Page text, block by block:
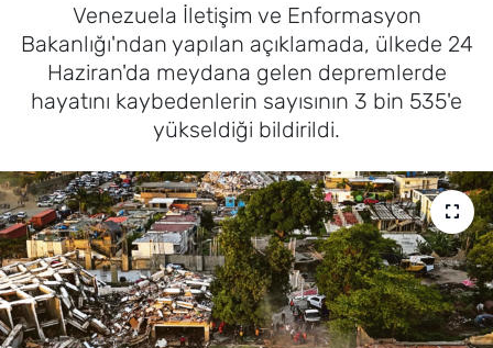
Venezuela İletişim ve Enformasyon
Bakanlığı'ndan yapılan açıklamada, ülkede 24
Haziran'da meydana gelen depremlerde
hayatını kaybedenlerin sayısının 3 bin 535'e
yükseldiği bildirildi.